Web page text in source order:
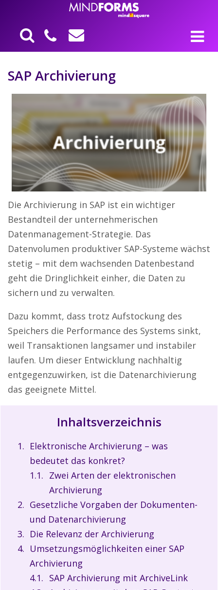
SAP Archivierung
Die Archivierung in SAP ist ein wichtiger
Bestandteil der unternehmerischen
Datenmanagement-Strategie. Das
Datenvolumen produktiver SAP-Systeme wächst
stetig – mit dem wachsenden Datenbestand
geht die Dringlichkeit einher, die Daten zu
sichern und zu verwalten.
Dazu kommt, dass trotz Aufstockung des
Speichers die Performance des Systems sinkt,
weil Transaktionen langsamer und instabiler
laufen. Um dieser Entwicklung nachhaltig
entgegenzuwirken, ist die Datenarchivierung
das geeignete Mittel.
Inhaltsverzeichnis
Elektronische Archivierung – was
bedeutet das konkret?
Zwei Arten der elektronischen
Archivierung
Gesetzliche Vorgaben der Dokumenten-
und Datenarchivierung
Die Relevanz der Archivierung
Umsetzungsmöglichkeiten einer SAP
Archivierung
SAP Archivierung mit ArchiveLink